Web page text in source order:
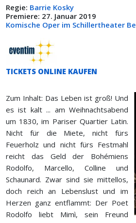
Regie: Barrie Kosky
Premiere: 27. Januar 2019
Komische Oper im Schillertheater
TICKETS ONLINE KAUFEN
Zum Inhalt: Das Leben ist groß! Und
es ist kalt ... am Weihnachtsabend
um 1830, im Pariser Quartier Latin.
Nicht für die Miete, nicht fürs
Feuerholz und nicht fürs Festmahl
reicht das Geld der Bohémiens
Rodolfo, Marcello, Colline und
Schaunard. Zwar sind sie mittellos,
doch reich an Lebenslust und im
Herzen ganz entflammt: Der Poet
Rodolfo liebt Mimì, sein Freund